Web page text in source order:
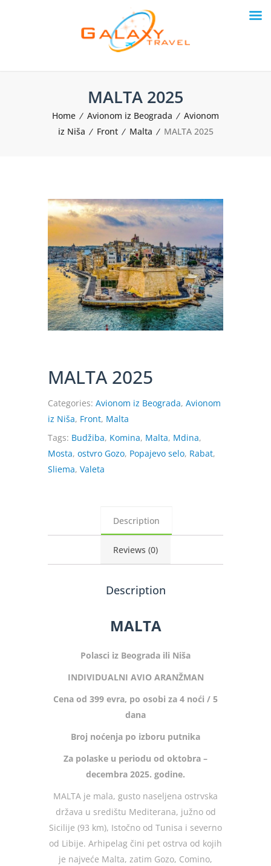
MALTA 2025
Home Avionom iz Beograda
Avionom
iz Niša
Front Malta MALTA 2025
MALTA 2025
Categories: Avionom iz Beograda, Avionom
iz Niša, Front, Malta
Tags: Budžiba, Komina, Malta, Mdina,
Mosta, ostvro Gozo, Popajevo selo, Rabat,
Sliema, Valeta
Description
Reviews (0)
Description
MALTA
Polasci iz Beograda ili Niša
INDIVIDUALNI AVIO ARANŽMAN
Cena od 399 evra, po osobi za 4 noći / 5
dana
Broj noćenja po izboru putnika
Za polaske u periodu od oktobra –
decembra 2025. godine.
MALTA je mala, gusto naseljena ostrvska
država u središtu Mediterana, južno od
Sicilije (93 km), Istočno od Tunisa i severno
od Libije. Arhipelag čini pet ostrva od kojih
je najveće Malta, zatim Gozo, Comino,